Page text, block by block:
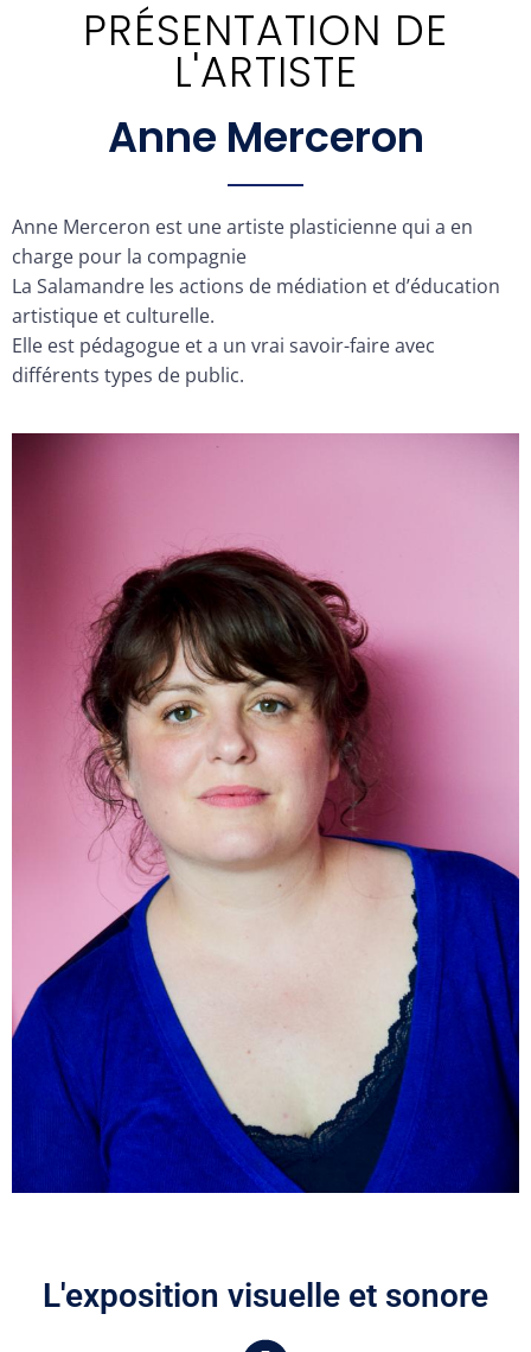
PRÉSENTATION DE
L'ARTISTE
Anne Merceron
Anne Merceron est une artiste plasticienne qui a en
charge pour la compagnie
La Salamandre les actions de médiation et d’éducation
artistique et culturelle.
Elle est pédagogue et a un vrai savoir-faire avec
différents types de public.
L'exposition visuelle et sonore